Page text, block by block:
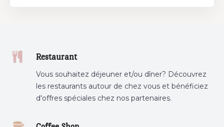
Restaurant
Vous souhaitez déjeuner et/ou dîner? Découvrez
les restaurants autour de chez vous et bénéficiez
d'offres spéciales chez nos partenaires.